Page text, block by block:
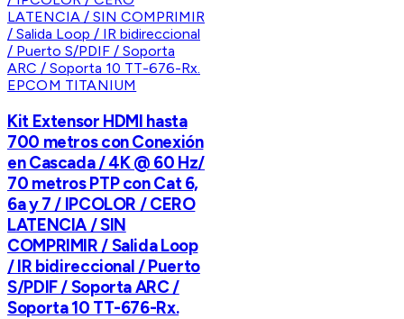
EPCOM TITANIUM
Kit Extensor HDMI hasta
700 metros con Conexión
en Cascada / 4K @ 60 Hz/
70 metros PTP con Cat 6,
6a y 7 / IPCOLOR / CERO
LATENCIA / SIN
COMPRIMIR / Salida Loop
/ IR bidireccional / Puerto
S/PDIF / Soporta ARC /
Soporta 10 TT-676-Rx.